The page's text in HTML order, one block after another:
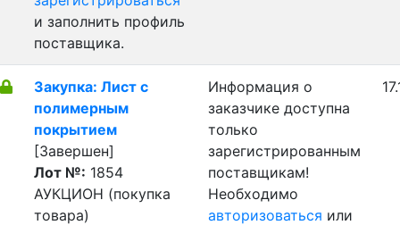
и заполнить профиль
поставщика.
Закупка: Лист с
полимерным
покрытием
[Завершен]
Лот №: 1854
АУКЦИОН (покупка
товара)
Информация о
заказчике доступна
только
зарегистрированным
поставщикам!
Необходимо
авторизоваться или